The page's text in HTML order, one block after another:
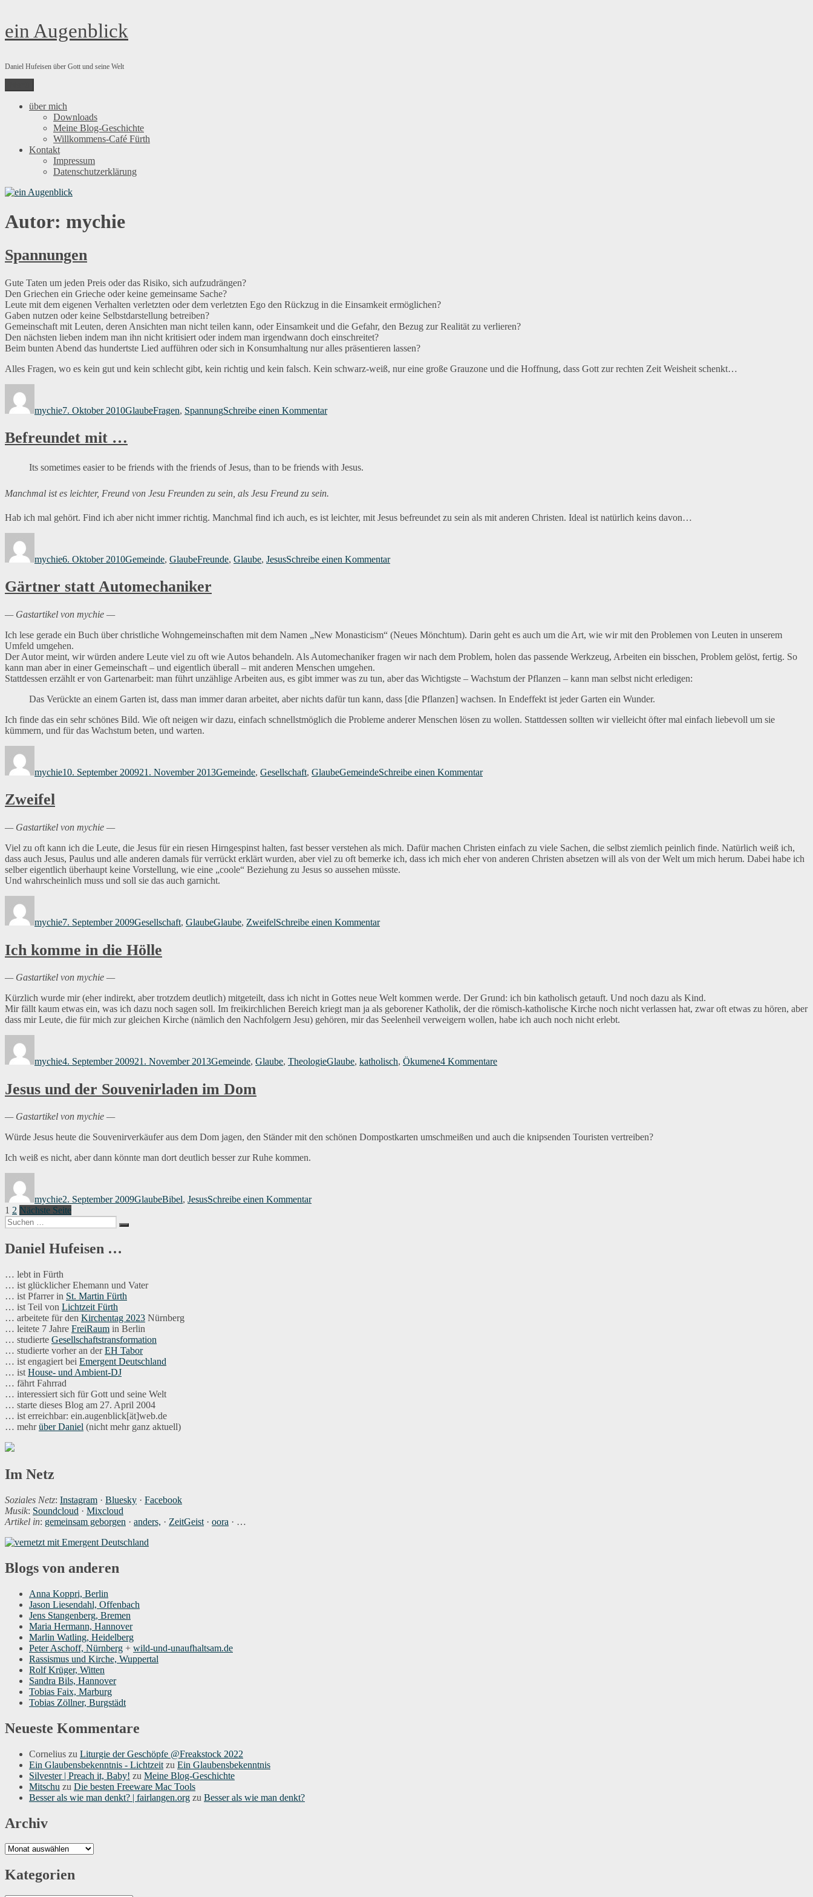
Zum
Inhalt
ein Augenblick
Daniel Hufeisen über Gott und seine Welt
über mich
Downloads
Meine Blog-Geschichte
Willkommens-Café Fürth
Kontakt
Impressum
Datenschutzerklärung
Autor: mychie
Spannungen
Gute Taten um jeden Preis oder das Risiko, sich aufzudrängen?
Den Griechen ein Grieche oder keine gemeinsame Sache?
Leute mit dem eigenen Verhalten verletzten oder dem verletzten Ego den Rückzug in die Einsamkeit ermöglichen?
Gaben nutzen oder keine Selbstdarstellung betreiben?
Gemeinschaft mit Leuten, deren Ansichten man nicht teilen kann, oder Einsamkeit und die Gefahr, den Bezug zur Realität zu verlieren?
Den nächsten lieben indem man ihn nicht kritisiert oder indem man irgendwann doch einschreitet?
Beim bunten Abend das hundertste Lied aufführen oder sich in Konsumhaltung nur alles präsentieren lassen?
Alles Fragen, wo es kein gut und kein schlecht gibt, kein richtig und kein falsch. Kein schwarz-weiß, nur eine große Grauzone und die Hoffnung, dass Gott zur rechten Zeit Weisheit schenkt…
mychie7. Oktober 2010GlaubeFragen, SpannungSchreibe einen Kommentar
Befreundet mit …
Its sometimes easier to be friends with the friends of Jesus, than to be friends with Jesus.
Manchmal ist es leichter, Freund von Jesu Freunden zu sein, als Jesu Freund zu sein.
Hab ich mal gehört. Find ich aber nicht immer richtig. Manchmal find ich auch, es ist leichter, mit Jesus befreundet zu sein als mit anderen Christen. Ideal ist natürlich keins davon…
mychie6. Oktober 2010Gemeinde, GlaubeFreunde, Glaube, JesusSchreibe einen Kommentarmit
Gärtner statt Automechaniker
— Gastartikel von mychie —
Ich lese gerade ein Buch über christliche Wohngemeinschaften mit dem Namen „New Monasticism“ (Neues Mönchtum). Darin geht es auch um die Art, wie wir mit den Problemen von Leuten in unserem
Umfeld umgehen.
Der Autor meint, wir würden andere Leute viel zu oft wie Autos behandeln. Als Automechaniker fragen wir nach dem Problem, holen das passende Werkzeug, Arbeiten ein bisschen, Problem gelöst, fertig. So
kann man aber in einer Gemeinschaft – und eigentlich überall – mit anderen Menschen umgehen.
Stattdessen erzählt er von Gartenarbeit: man führt unzählige Arbeiten aus, es gibt immer was zu tun, aber das Wichtigste – Wachstum der Pflanzen – kann man selbst nicht erledigen:
Das Verückte an einem Garten ist, dass man immer daran arbeitet, aber nichts dafür tun kann, dass [die Pflanzen] wachsen. In Endeffekt ist jeder Garten ein Wunder.
Ich finde das ein sehr schönes Bild. Wie oft neigen wir dazu, einfach schnellstmöglich die Probleme anderer Menschen lösen zu wollen. Stattdessen sollten wir vielleicht öfter mal einfach liebevoll um sie
kümmern, und für das Wachstum beten, und warten.
mychie10. September 200921. November 2013Gemeinde, Gesellschaft, GlaubeGemeindeSchreibe einen Kommentarstatt
Zweifel
— Gastartikel von mychie —
Viel zu oft kann ich die Leute, die Jesus für ein riesen Hirngespinst halten, fast besser verstehen als mich. Dafür machen Christen einfach zu viele Sachen, die selbst ziemlich peinlich finde. Natürlich weiß ich,
dass auch Jesus, Paulus und alle anderen damals für verrückt erklärt wurden, aber viel zu oft bemerke ich, dass ich mich eher von anderen Christen absetzen will als von der Welt um mich herum. Dabei habe ich
selber eigentlich überhaupt keine Vorstellung, wie eine „coole“ Beziehung zu Jesus so aussehen müsste.
Und wahrscheinlich muss und soll sie das auch garnicht.
mychie7. September 2009Gesellschaft, GlaubeGlaube, ZweifelSchreibe einen Kommentar
Ich komme in die Hölle
— Gastartikel von mychie —
Kürzlich wurde mir (eher indirekt, aber trotzdem deutlich) mitgeteilt, dass ich nicht in Gottes neue Welt kommen werde. Der Grund: ich bin katholisch getauft. Und noch dazu als Kind.
Mir fällt kaum etwas ein, was ich dazu noch sagen soll. Im freikirchlichen Bereich kriegt man ja als geborener Katholik, der die römisch-katholische Kirche noch nicht verlassen hat, zwar oft etwas zu hören, aber
dass mir Leute, die für mich zur gleichen Kirche (nämlich den Nachfolgern Jesu) gehören, mir das Seelenheil verweigern wollen, habe ich auch noch nicht erlebt.
mychie4. September 200921. November 2013Gemeinde, Glaube, TheologieGlaube, katholisch, Ökumene4 Kommentarekomme
Jesus und der Souvenirladen im Dom
— Gastartikel von mychie —
Würde Jesus heute die Souvenirverkäufer aus dem Dom jagen, den Ständer mit den schönen Dompostkarten umschmeißen und auch die knipsenden Touristen vertreiben?
Ich weiß es nicht, aber dann könnte man dort deutlich besser zur Ruhe kommen.
mychie2. September 2009GlaubeBibel, JesusSchreibe einen Kommentarund
Seitennummerierung
der
Beiträge
Seite
1 Seite
2 Nächste Seite
Suchen
nach:
Suchen
Daniel Hufeisen …
… lebt in Fürth
… ist glücklicher Ehemann und Vater
… ist Pfarrer in St. Martin Fürth
… ist Teil von Lichtzeit Fürth
… arbeitete für den Kirchentag 2023 Nürnberg
… leitete 7 Jahre FreiRaum in Berlin
… studierte Gesellschaftstransformation
… studierte vorher an derEH Tabor
… ist engagiert bei Emergent Deutschland
… ist House- und Ambient-DJ
… fährt Fahrrad
… interessiert sich für Gott und seine Welt
… starte dieses Blog am 27. April 2004
… ist erreichbar: ein.augenblick[ät]web.de
… mehrüber Daniel (nicht mehr ganz aktuell)
Im Netz
Soziales Netz: Instagram · Bluesky · Facebook
Musik: Soundcloud · Mixcloud
Artikel in: gemeinsam geborgen · anders, · ZeitGeist · oora · …
Blogs von anderen
Anna Koppri, Berlin
Jason Liesendahl, Offenbach
Jens Stangenberg, Bremen
Maria Hermann, Hannover
Marlin Watling, Heidelberg
Peter Aschoff, Nürnberg + wild-und-unaufhaltsam.de
Rassismus und Kirche, Wuppertal
Rolf Krüger, Witten
Sandra Bils, Hannover
Tobias Faix, Marburg
Tobias Zöllner, Burgstädt
Neueste Kommentare
Cornelius zu Liturgie der Geschöpfe @Freakstock 2022
Ein Glaubensbekenntnis - Lichtzeit zu Ein Glaubensbekenntnis
Silvester | Preach it, Baby! zu Meine Blog-Geschichte
Mitschu zu Die besten Freeware Mac Tools
Besser als wie man denkt? | fairlangen.org zu Besser als wie man denkt?
Archiv
Archiv
Kategorien